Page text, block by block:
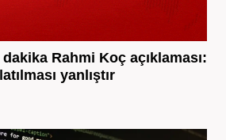
Rahmi Koç açıklaması:
yanlıştır